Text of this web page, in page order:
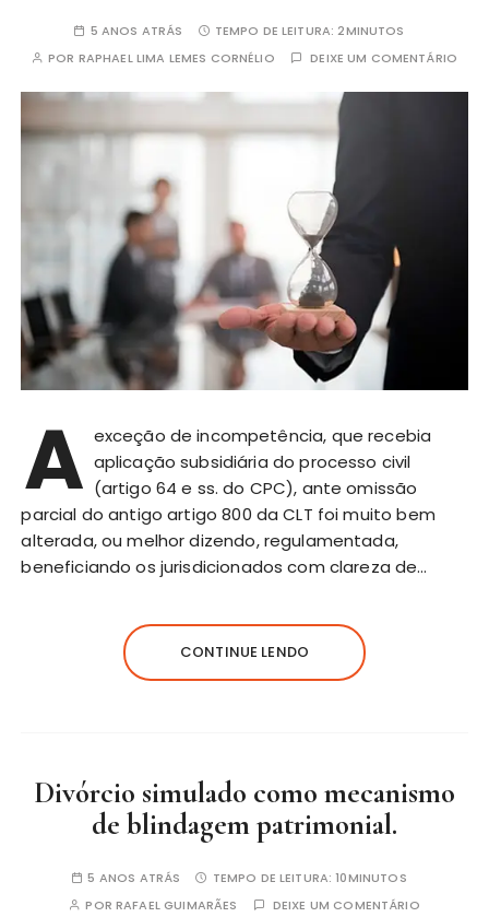
5 ANOS ATRÁS TEMPO DE LEITURA:2MINUTOS
POR RAPHAEL LIMA LEMES CORNÉLIO DEIXE UM COMENTÁRIO
A exceção de incompetência, que recebia
aplicação subsidiária do processo civil
(artigo 64 e ss. do CPC), ante omissão
parcial do antigo artigo 800 da CLT foi muito bem
alterada, ou melhor dizendo, regulamentada,
beneficiando os jurisdicionados com clareza de…
CONTINUE LENDO
Divórcio simulado como mecanismo
de blindagem patrimonial.
5 ANOS ATRÁS TEMPO DE LEITURA:10MINUTOS
PORRAFAEL GUIMARÃES DEIXE UM COMENTÁRIO